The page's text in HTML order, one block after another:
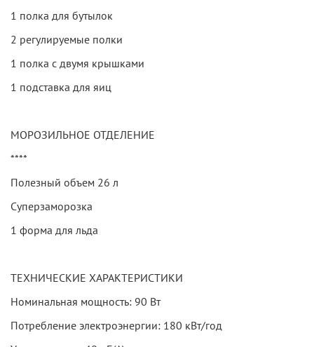
1 полка для бутылок
2 регулируемые полки
1 полка с двумя крышками
1 подставка для яиц
МОРОЗИЛЬНОЕ ОТДЕЛЕНИЕ
****
Полезный объем 26 л
Суперзаморозка
1 форма для льда
ТЕХНИЧЕСКИЕ ХАРАКТЕРИСТИКИ
Номинальная мощность: 90 Вт
Потребление электроэнергии: 180 кВт/год